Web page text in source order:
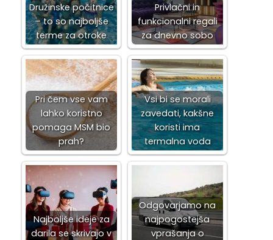
Družinske počitnice
– to so najboljše
terme za otroke
Privlačni in
funkcionalni regali
za dnevno sobo
Pri čem vse vam
lahko koristno
pomaga MSM bio
prah?
Vsi bi se morali
zavedati, kakšne
koristi ima
termalna voda
Najboljše ideje za
darila se skrivajo v
Odgovarjamo na
najpogostejša
vprašanja o